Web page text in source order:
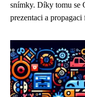
snímky. Díky tomu se
prezentaci a